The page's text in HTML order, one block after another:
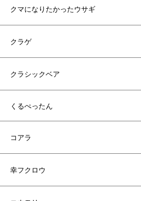
クマになりたかったウサギ
クラゲ
クラシックベア
くるぺったん
コアラ
幸フクロウ